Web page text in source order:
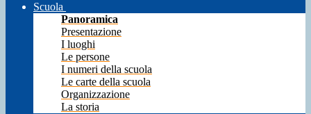
Scuola
Panoramica
Presentazione
I luoghi
Le persone
I numeri della scuola
Le carte della scuola
Organizzazione
La storia